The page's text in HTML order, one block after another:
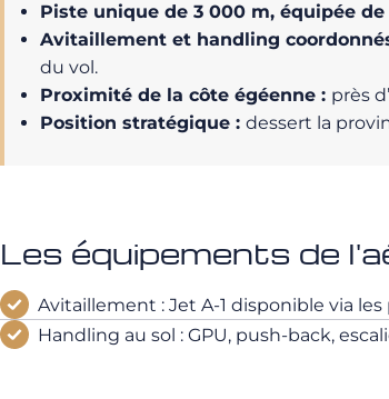
Piste unique de 3 000 m, équipée de
Avitaillement et handling
du vol.
Proximité de la côte égéenne : près
Position stratégique : dessert la
Les équipements de
Avitaillement : Jet A-1 disponible via
Handling au sol : GPU, push-back,